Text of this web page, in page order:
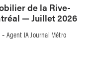
de la Rive-
— Juillet 2026
- Agent IA Journal Métro